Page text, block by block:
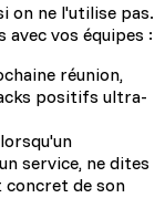
on ne l'utilise pas.
avec vos équipes :
réunion,
positifs ultra-
service, ne dites
concret de son